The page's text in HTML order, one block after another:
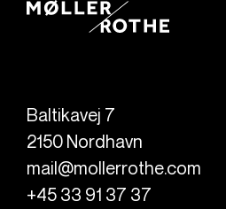
Baltikavej 7
2150 Nordhavn
mail@mollerrothe.com
+45 33 91 37 37